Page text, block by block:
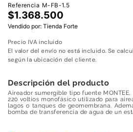
Referencia M-FB-1.5
$1.368.500
Vendido por: Tienda Forte
Precio IVA incluido
El valor del envío no está incluido. Se
según la ubicación del cliente.
Descripción del producto
Aireador sumergible tipo fuente
220 voltios monofásico utilizado para
lagos o tanques de geomembrana.
bomba de transferencia de agua de un